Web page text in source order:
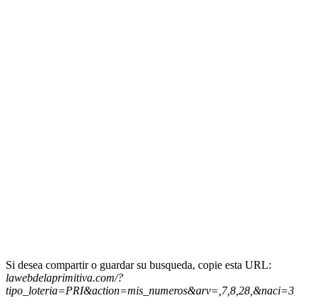
Si desea compartir o guardar su busqueda, copie esta URL:
lawebdelaprimitiva.com/?
tipo_loteria=PRI&action=mis_numeros&arv=,7,8,28,&naci=3